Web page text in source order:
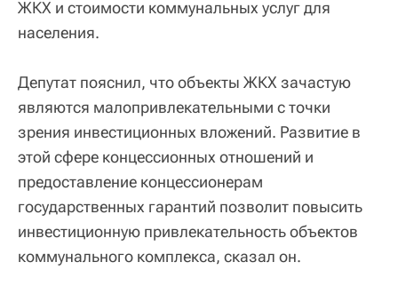
ЖКХ и стоимости коммунальных услуг для
населения.
Депутат пояснил, что объекты ЖКХ зачастую
являются малопривлекательными с точки
зрения инвестиционных вложений. Развитие в
этой сфере концессионных отношений и
предоставление концессионерам
государственных гарантий позволит повысить
инвестиционную привлекательность объектов
коммунального комплекса, сказал он.